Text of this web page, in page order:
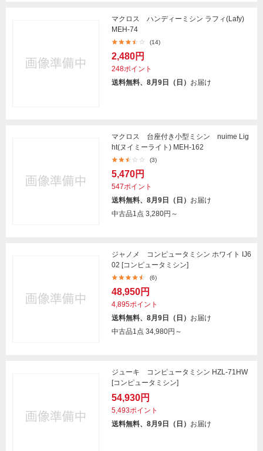
マクロス ハンディーミシン ラフィ(Lafy)
MEH-74
(14)
2,480円
248ポイント
送料無料、8月9日（日） お届け
マクロス 台座付き小型ミシン nuime Lig
ht(ヌイミーライト) MEH-162
(3)
5,470円
547ポイント
送料無料、8月9日（日） お届け
中古品1点 3,280円～
ジャノメ コンピュータミシン ホワイト IJ6
02 [コンピュータミシン]
(6)
48,950円
4,895ポイント
送料無料、8月9日（日） お届け
中古品1点 34,980円～
ジューキ コンピュータミシン HZL-71HW
[コンピュータミシン]
54,930円
5,493ポイント
送料無料、8月9日（日） お届け